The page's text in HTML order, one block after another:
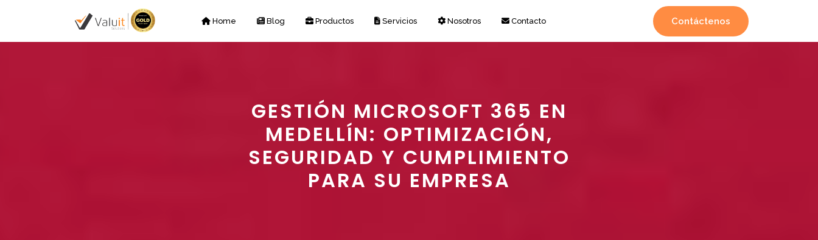
Home Blog Productos Servicios Nosotros Contacto Contáctenos
GESTIÓN MICROSOFT 365 EN
MEDELLÍN: OPTIMIZACIÓN,
SEGURIDAD Y CUMPLIMIENTO
PARA SU EMPRESA